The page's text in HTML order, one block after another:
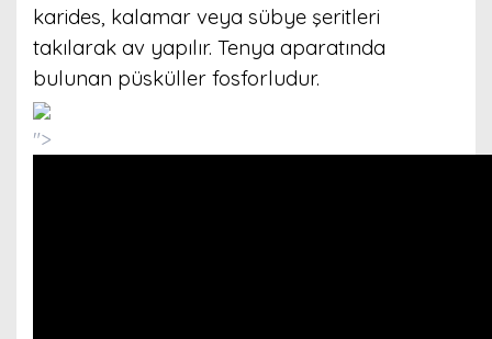
karides, kalamar veya sübye şeritleri
takılarak av yapılır. Tenya aparatında
bulunan püsküller fosforludur.
">